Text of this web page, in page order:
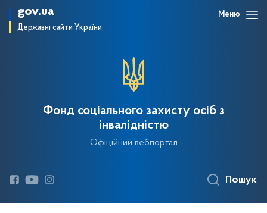
gov.ua
Державні сайти України
Меню
Фонд соціального захисту осіб з
інвалідністю
Офіційний вебпортал
Пошук